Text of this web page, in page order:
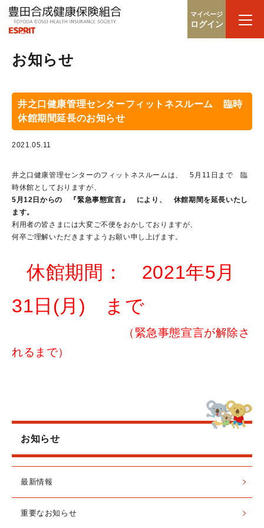
マイページ
ログイン
お知らせ
井之口健康管理センターフィットネスルーム 臨時
休館期間延長のお知らせ
2021.05.11
井之口健康管理センターのフィットネスルームは、 5月11日まで 臨
時休館としておりますが、
5月12日からの 『緊急事態宣言』 により、 休館期間を延長いたし
ます。
利用者の皆さまには大変ご不便をおかしておりますが、
何卒ご理解いただきますようお願い申し上げます。
休館期間： 2021年5月
31日(月) まで
（緊急事態宣言が解除さ
れるまで）
お知らせ
最新情報
重要なお知らせ